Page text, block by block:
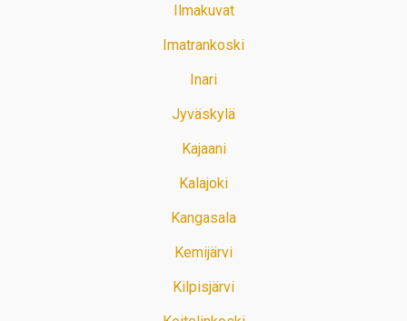
Ilmakuvat
Imatrankoski
Inari
Jyväskylä
Kajaani
Kalajoki
Kangasala
Kemijärvi
Kilpisjärvi